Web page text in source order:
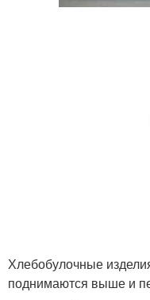
Хлебобулочные
поднимаются выше и